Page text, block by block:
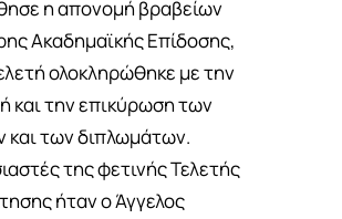
η απονομή βραβείων
Ακαδημαϊκής Επίδοσης,
ολοκληρώθηκε με την
και την επικύρωση των
και των διπλωμάτων.
της φετινής Τελετής
ήταν ο Άγγελος